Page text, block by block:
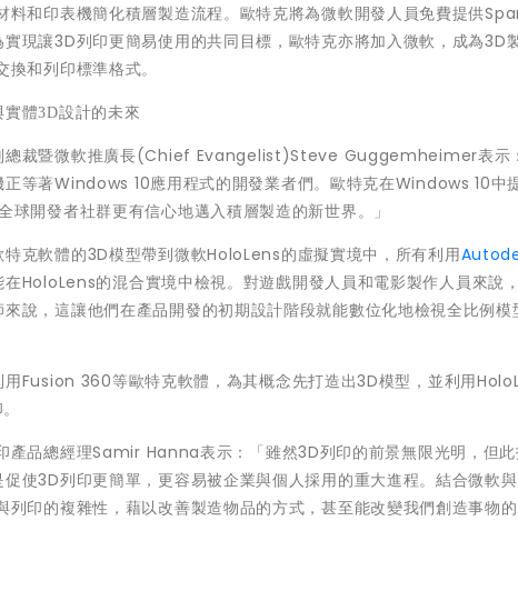
料和印表機簡化積層製造流程。歐特克將為微軟開發人員免費提供
現讓3D列印更簡易使用的共同目標，歐特克亦將加入微軟，成為
和列印標準格式。
體3D設計的未來
總裁暨微軟推廣長(Chief Evangelist)Steve Guggemheimer表示
正等著Windows 10應用程式的開發業者們。歐特克在Windows 10中
球開發者社群更有信心地邁入積層製造的新世界。」
克軟體的3D模型帶到微軟HoloLens的虛擬實境中，所有利用
HoloLens的混合實境中檢視。對遊戲開發人員和電影製作人員來說
說，這讓他們在產品開發的初期設計階段就能數位化地檢視全比例
用Fusion 360等歐特克軟體，為其概念先打造出3D模型，並利用
產品總經理Samir Hanna表示：「雖然3D列印的前景無限光明，但
使3D列印更簡單，更容易被企業與個人採用的重大進程。結合微軟
印的複雜性，藉以改善製造物品的方式，甚至能改變我們創造事物的